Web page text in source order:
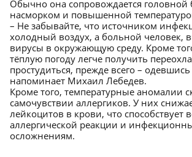
Обычно она сопровождается
насморком и повышенной
– Не забывайте, что источником
холодный воздух, а больной
вирусы в окружающую среду. Кроме
тёплую погоду легче получить
простудиться, прежде всего –
напоминает Михаил Лебедев.
Кроме того, температурные аномалии
самочувствии аллергиков. У них
лейкоцитов в крови, что
аллергической реакции и
осложнениям.